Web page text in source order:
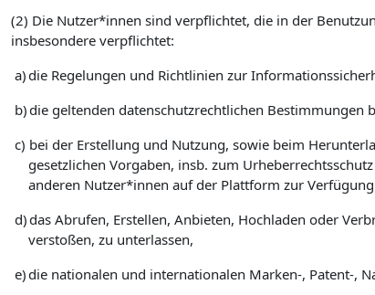
(2) Die Nutzer*innen sind verpflichtet, die in der
insbesondere verpflichtet:
a)die Regelungen und Richtlinien zur
b)die geltenden datenschutzrechtlichen Bestimmungen
c) bei der Erstellung und Nutzung, sowie beim
gesetzlichen Vorgaben, insb. zum
anderen Nutzer*innen auf der Plattform zur
d)das Abrufen, Erstellen, Anbieten, Hochladen oder
verstoßen, zu unterlassen,
e)die nationalen und internationalen Marken-, Patent-,